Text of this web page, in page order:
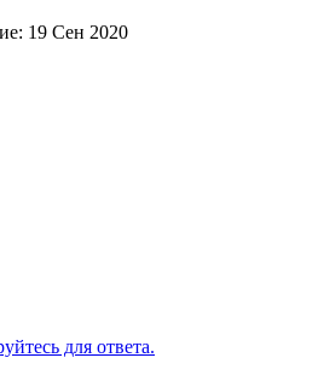
19 Сен 2020
для ответа.